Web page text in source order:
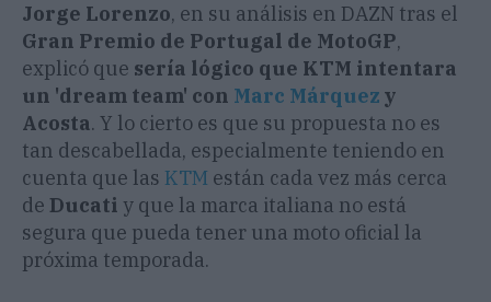
Jorge Lorenzo, en su análisis en DAZN tras el
Gran Premio de Portugal de MotoGP,
explicó que sería lógico que KTM intentara
un 'dream team' con Marc Márquez y
Acosta. Y lo cierto es que su propuesta no es
tan descabellada, especialmente teniendo en
cuenta que las KTM están cada vez más cerca
de Ducati y que la marca italiana no está
segura que pueda tener una moto oficial la
próxima temporada.